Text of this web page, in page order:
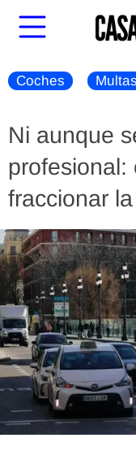
Coches Multas
Ni aunque
profesional:
fraccionar